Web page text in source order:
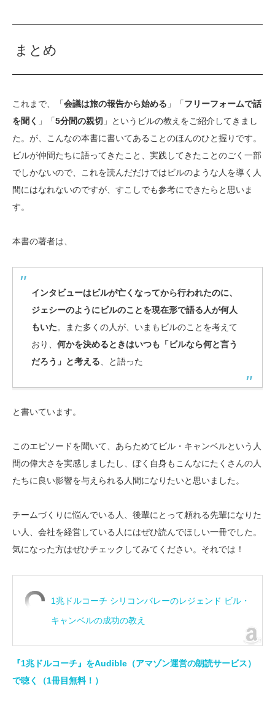
まとめ
これまで、「会議は旅の報告から始める 」「フリーフォームで話
を聞く 」「5分間の親切 」というビルの教えをご紹介してきまし
た。が、こんなの本書に書いてあることのほんのひと握りです。
ビルが仲間たちに語ってきたこと、実践してきたことのごく一部
でしかないので、これを読んだだけではビルのような人を導く人
間にはなれないのですが、すこしでも参考にできたらと思いま
す。
本書の著者は、
インタビューはビルが亡くなってから行われたのに、
ジェシーのようにビルのことを現在形で語る人が何人
もいた。また多くの人が、いまもビルのことを考えて
おり、 何かを決めるときはいつも「ビルなら何と言う
だろう」と考える、と語った
と書いています。
このエピソードを聞いて、あらためてビル・キャンベルという人
間の偉大さを実感しましたし、ぼく自身もこんなにたくさんの人
たちに良い影響を与えられる人間になりたいと思いました。
チームづくりに悩んでいる人、後輩にとって頼れる先輩になりた
い人、会社を経営している人にはぜひ読んでほしい一冊でした。
気になった方はぜひチェックしてみてください。それでは！
1兆ドルコーチ シリコンバレーのレジェンド ビル・
キャンベルの成功の教え
『1兆ドルコーチ』をAudible（アマゾン運営の朗読サービス）
で聴く（1冊目無料！）